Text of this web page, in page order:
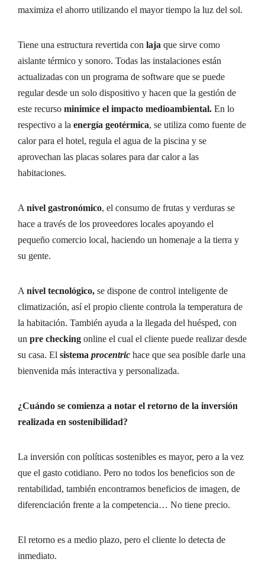
maximiza el ahorro utilizando el mayor tiempo la luz del sol.
Tiene una estructura revertida con laja que sirve como
aislante térmico y sonoro. Todas las instalaciones están
actualizadas con un programa de software que se puede
regular desde un solo dispositivo y hacen que la gestión de
este recurso minimice el impacto medioambiental. En lo
respectivo a la energía geotérmica, se utiliza como fuente de
calor para el hotel, regula el agua de la piscina y se
aprovechan las placas solares para dar calor a las
habitaciones.
A nivel gastronómico, el consumo de frutas y verduras se
hace a través de los proveedores locales apoyando el
pequeño comercio local, haciendo un homenaje a la tierra y
su gente.
A nivel tecnológico, se dispone de control inteligente de
climatización, así el propio cliente controla la temperatura de
la habitación. También ayuda a la llegada del huésped, con
un pre checking online el cual el cliente puede realizar desde
su casa. El sistema procentric hace que sea posible darle una
bienvenida más interactiva y personalizada.
¿Cuándo se comienza a notar el retorno de la inversión
realizada en sostenibilidad?
La inversión con políticas sostenibles es mayor, pero a la vez
que el gasto cotidiano. Pero no todos los beneficios son de
rentabilidad, también encontramos beneficios de imagen, de
diferenciación frente a la competencia… No tiene precio.
El retorno es a medio plazo, pero el cliente lo detecta de
inmediato.